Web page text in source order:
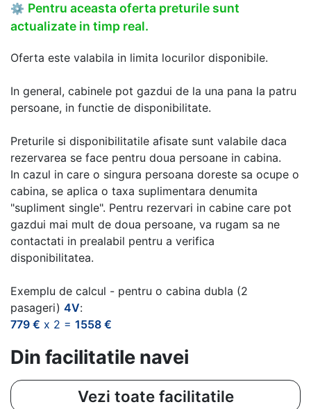
⚙ Pentru aceasta oferta preturile sunt
actualizate in timp real.
Oferta este valabila in limita locurilor disponibile.
In general, cabinele pot gazdui de la una pana la patru
persoane, in functie de disponibilitate.
Preturile si disponibilitatile afisate sunt valabile daca
rezervarea se face pentru doua persoane in cabina.
In cazul in care o singura persoana doreste sa ocupe o
cabina, se aplica o taxa suplimentara denumita
"supliment single". Pentru rezervari in cabine care pot
gazdui mai mult de doua persoane, va rugam sa ne
contactati in prealabil pentru a verifica
disponibilitatea.
Exemplu de calcul - pentru o cabina dubla (2
pasageri) 4V:
779 € x 2 = 1558 €
Din facilitatile navei
Vezi toate facilitatile